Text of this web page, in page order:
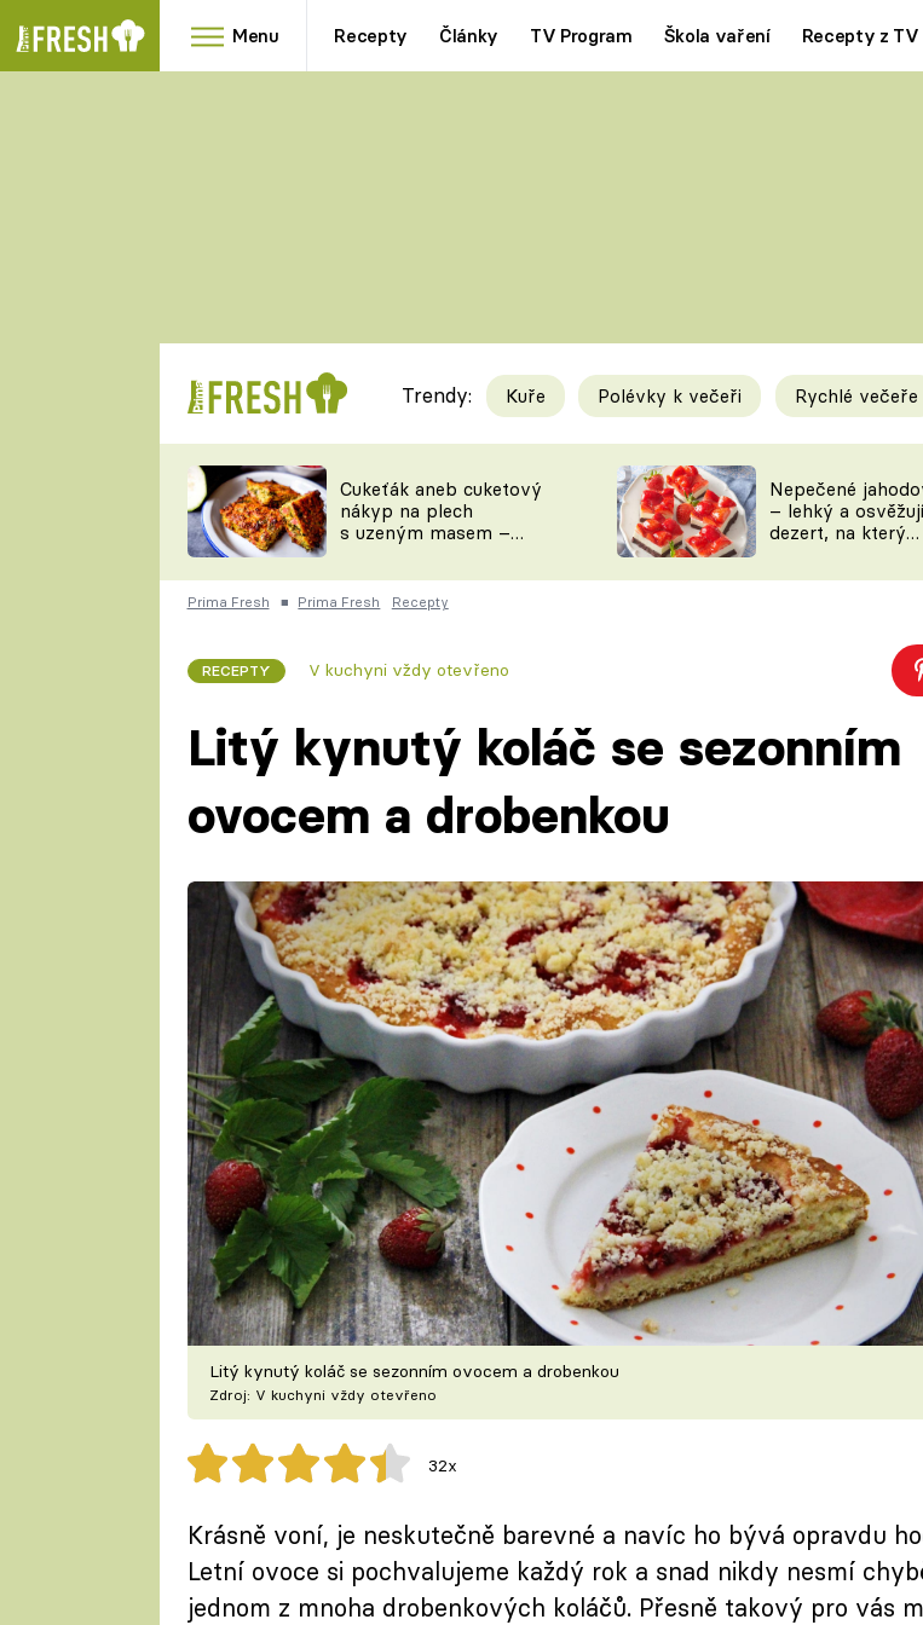
Menu Recepty Články TV Program Škola vaření Recepty z TV
RYCHLOVKY
Videorecepty
TEĎ VAŘÍ ŠÉF!
ČESKO NA TALÍŘI
KUCHAŘKA
Tipy a triky
KAM ZA JÍDLEM
VYCHYTÁVKY
Trendy: Kuře Polévky k večeři Rychlé večeře
Cukeťák aneb cuketový
nákyp na plech
s uzeným masem –
zpracovat přerostlé
cukety
Nepečené
– lehký a
dezert, na který
Prima Fresh ■ Prima Fresh Recepty
RECEPTY V kuchyni vždy otevřeno
Litý kynutý koláč se sezonním
ovocem a drobenkou
Litý kynutý koláč se sezonním ovocem a drobenkou
Zdroj: V kuchyni vždy otevřeno
32x
Krásně voní, je neskutečně barevné a navíc ho bývá opravdu
Letní ovoce si pochvalujeme každý rok a snad nikdy nesmí
jednom z mnoha drobenkových koláčů. Přesně takový pro vás